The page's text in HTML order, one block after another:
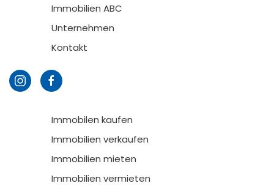
Immobilien ABC
Unternehmen
Kontakt
Immobilen kaufen
Immobilien verkaufen
Immobilien mieten
Immobilien vermieten